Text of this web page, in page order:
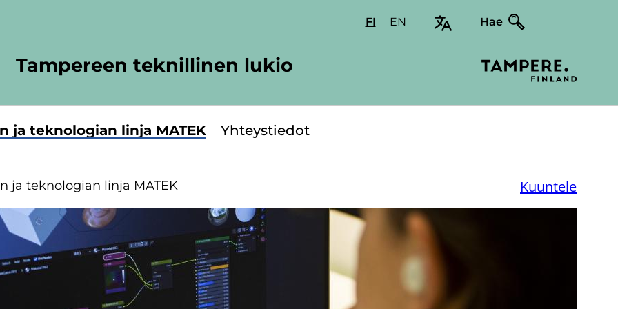
FIValitse
ENSelect
Hae
Tampereen teknillinen lukio
ja tek­no­lo­gian linja MATEK Yh­teys­tie­dot
ja tek­no­lo­gian linja MATEK Kuuntele